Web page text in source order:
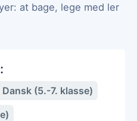
at bage, lege med ler
Dansk (5.-7. klasse)